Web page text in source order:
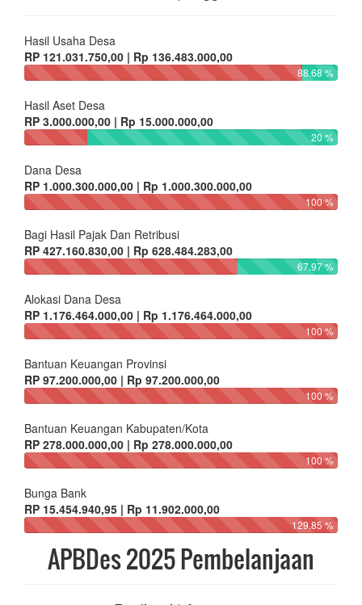
Hasil Usaha Desa
RP 121.031.750,00 | Rp 136.483.000,00
88.68 %
Hasil Aset Desa
RP 3.000.000,00 | Rp 15.000.000,00
20 %
Dana Desa
RP 1.000.300.000,00 | Rp 1.000.300.000,00
100 %
Bagi Hasil Pajak Dan Retribusi
RP 427.160.830,00 | Rp 628.484.283,00
67.97 %
Alokasi Dana Desa
RP 1.176.464.000,00 | Rp 1.176.464.000,00
100 %
Bantuan Keuangan Provinsi
RP 97.200.000,00 | Rp 97.200.000,00
100 %
Bantuan Keuangan Kabupaten/Kota
RP 278.000.000,00 | Rp 278.000.000,00
100 %
Bunga Bank
RP 15.454.940,95 | Rp 11.902.000,00
129.85 %
APBDes 2025 Pembelanjaan